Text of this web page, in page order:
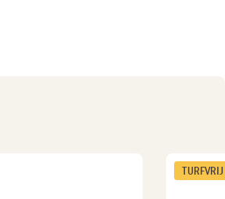
TURFVRIJ